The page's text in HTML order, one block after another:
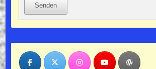
Senden